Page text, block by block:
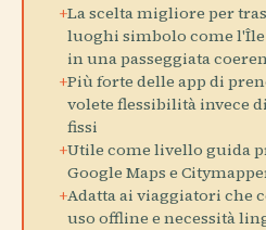
+La scelta migliore per
luoghi simbolo come l'Île
in una passeggiata
+Più forte delle app di
volete flessibilità invece
fissi
+Utile come livello guida
Google Maps e
+Adatta ai viaggiatori che
uso offline e necessità